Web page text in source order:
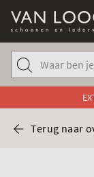
Terug naar